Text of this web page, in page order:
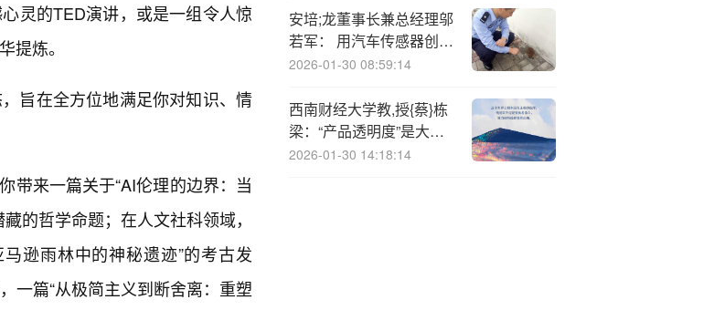
灵的TED演讲，或是一组令人惊
提炼。
旨在全方位地满足你对知识、情
带来一篇关于“AI伦理的边界：当
的哲学命题；在人文社科领域，
逊雨林中的神秘遗迹”的考古发
一篇“从极简主义到断舍离：重塑
安培;龙董事长兼总经理邬
若军： 用汽车传感器创新
突围 力争全球领先
2026-01-30 08:59:14
西南财经大学教,授{蔡}栋
梁：“产品透明度”是大众
对财富管理市场的第一需
2026-01-30 14:18:14